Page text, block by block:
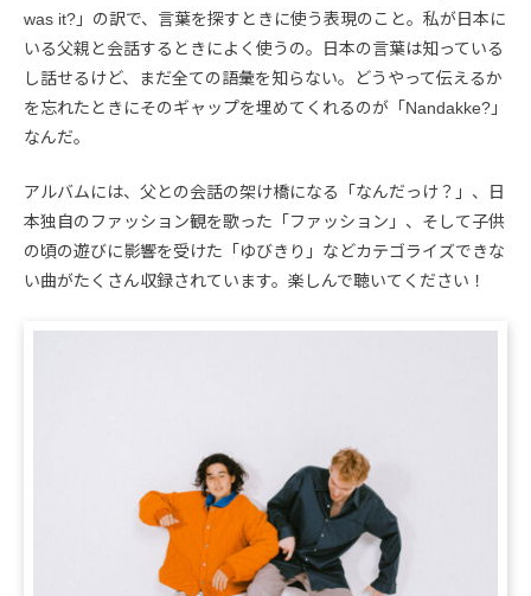
was it?」の訳で、言葉を探すときに使う表現のこと。私が日本に
いる父親と会話するときによく使うの。日本の言葉は知っている
し話せるけど、まだ全ての語彙を知らない。どうやって伝えるか
を忘れたときにそのギャップを埋めてくれるのが「Nandakke?」
なんだ。
アルバムには、父との会話の架け橋になる「なんだっけ？」、日
本独自のファッション観を歌った「ファッション」、そして子供
の頃の遊びに影響を受けた「ゆびきり」などカテゴライズできな
い曲がたくさん収録されています。楽しんで聴いてください！